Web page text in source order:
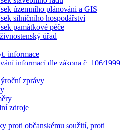
územního plánováni a GIS
silničního hospodářství
památkové péče
úřad
informace
informací dle zákona č. 106⁄1999
zprávy
zdroje
proti občanskému soužití, proti